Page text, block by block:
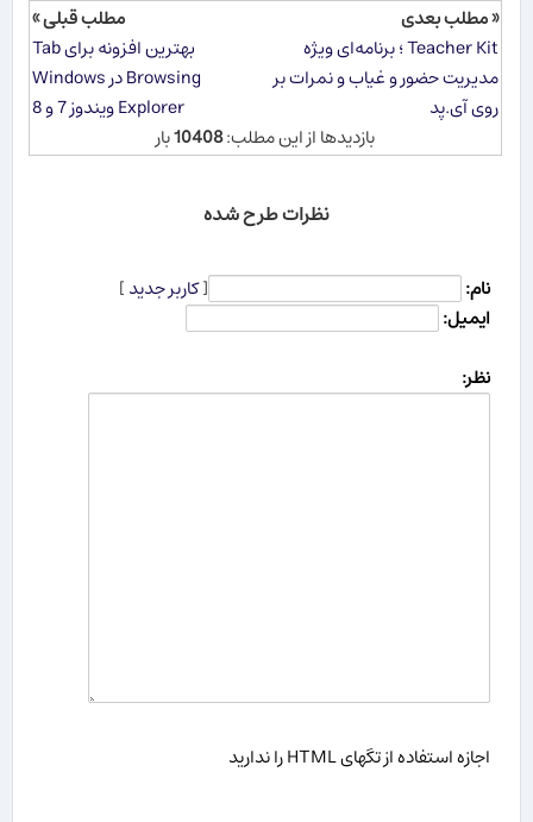
مطلب قبلی »
بهترین افزونه برای Tab
Browsing در Windows
Explorer ویندوز 7 و 8
« مطلب بعدی
Teacher Kit ؛ برنامه‌ای ویژه
مدیریت حضور و غیاب و نمرات بر
روی آی.پد
بازدیدها از این مطلب:10408بار
نظرات طرح شده
نام: [کاربر جدید]
ایمیل:
نظر:
اجازه استفاده از تگهای HTML را ندارید